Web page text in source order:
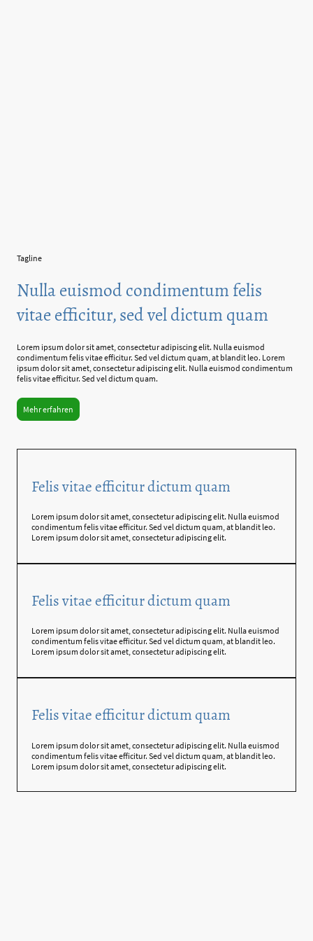
Tagline
Nulla euismod condimentum felis
vitae efficitur, sed vel dictum quam
Lorem ipsum dolor sit amet, consectetur adipiscing elit. Nulla euismod
condimentum felis vitae efficitur. Sed vel dictum quam, at blandit leo. Lorem
ipsum dolor sit amet, consectetur adipiscing elit. Nulla euismod condimentum
felis vitae efficitur. Sed vel dictum quam.
Mehr erfahren
Felis vitae efficitur dictum quam
Lorem ipsum dolor sit amet, consectetur adipiscing elit. Nulla euismod
condimentum felis vitae efficitur. Sed vel dictum quam, at blandit leo.
Lorem ipsum dolor sit amet, consectetur adipiscing elit.
Felis vitae efficitur dictum quam
Lorem ipsum dolor sit amet, consectetur adipiscing elit. Nulla euismod
condimentum felis vitae efficitur. Sed vel dictum quam, at blandit leo.
Lorem ipsum dolor sit amet, consectetur adipiscing elit.
Felis vitae efficitur dictum quam
Lorem ipsum dolor sit amet, consectetur adipiscing elit. Nulla euismod
condimentum felis vitae efficitur. Sed vel dictum quam, at blandit leo.
Lorem ipsum dolor sit amet, consectetur adipiscing elit.